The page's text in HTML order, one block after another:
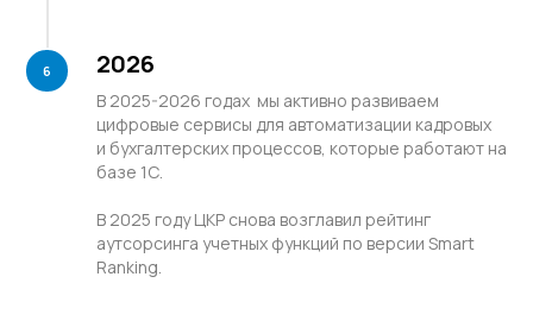
2026
В 2025-2026 годах мы активно развиваем
цифровые сервисы для автоматизации кадровых
и бухгалтерских процессов, которые работают на
базе 1С.
В 2025 году ЦКР снова возглавил рейтинг
аутсорсинга учетных функций по версии Smart
Ranking.
Умный результат
Амбициозные цели, эффективные
способы достижения целей,
ответственность за результат